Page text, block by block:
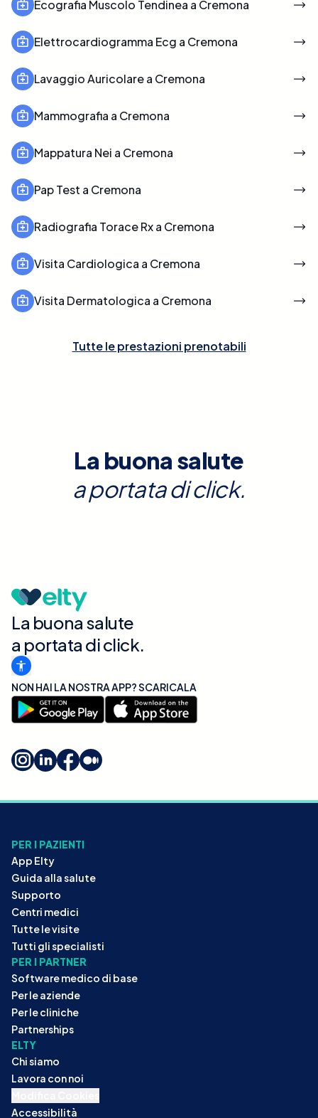
Ecografia Muscolo Tendinea a Cremona
Elettrocardiogramma Ecg a Cremona
Lavaggio Auricolare a Cremona
Mammografia a Cremona
Mappatura Nei a Cremona
Pap Test a Cremona
Radiografia Torace Rx a Cremona
Visita Cardiologica a Cremona
Visita Dermatologica a Cremona
Tutte le prestazioni prenotabili
La buona salute
a portata di click.
La buona salute
a portata di click.
NON HAI LA NOSTRA APP? SCARICALA
PER I PAZIENTI
App Elty
Guida alla salute
Supporto
Centri medici
Tutte le visite
Tutti gli specialisti
PER I PARTNER
Software medico di base
Per le aziende
Per le cliniche
Partnerships
ELTY
Chi siamo
Lavora con noi
Accessibilità